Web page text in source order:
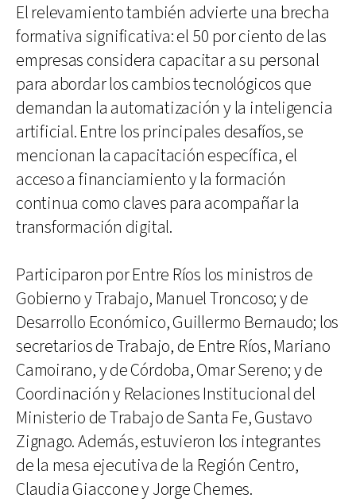
El relevamiento también advierte una brecha
formativa significativa: el 50 por ciento de las
empresas considera capacitar a su personal
para abordar los cambios tecnológicos que
demandan la automatización y la inteligencia
artificial. Entre los principales desafíos, se
mencionan la capacitación específica, el
acceso a financiamiento y la formación
continua como claves para acompañar la
transformación digital.
Participaron por Entre Ríos los ministros de
Gobierno y Trabajo, Manuel Troncoso; y de
Desarrollo Económico, Guillermo Bernaudo; los
secretarios de Trabajo, de Entre Ríos, Mariano
Camoirano, y de Córdoba, Omar Sereno; y de
Coordinación y Relaciones Institucional del
Ministerio de Trabajo de Santa Fe, Gustavo
Zignago. Además, estuvieron los integrantes
de la mesa ejecutiva de la Región Centro,
Claudia Giaccone y Jorge Chemes.